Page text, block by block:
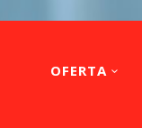
OFERTA